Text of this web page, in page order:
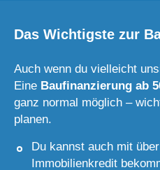
Das Wichtigste zur
Auch wenn du vielleicht
Eine Baufinanzierung ab
ganz normal möglich –
planen.
Du kannst auch mit
Immobilienkredit